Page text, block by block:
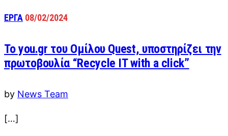
ΕΡΓΑ 08/02/2024
To you.gr του Ομίλου Quest, υποστηρίζει την
πρωτοβουλία “Recycle IT with a click”
by News Team
[…]